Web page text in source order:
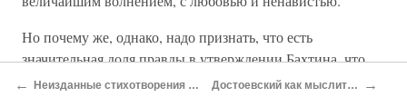
Но почему же, однако, надо признать, что есть
значительная доля правды в утверждении Бахтина, что
трудно сформулировать окончательные выводы
← Неизданные стихотворения в прозе Тургенева* Достоевский как мыслитель и художник* →